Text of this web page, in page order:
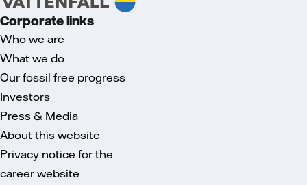
Corporate links
Who we are
What we do
Our fossil free progress
Investors
Press & Media
About this website
Privacy notice for the
career website